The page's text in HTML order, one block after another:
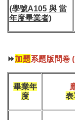
(學號A105 與 當
年度畢業者)
⏩加題系題版問卷
畢業年
度
表